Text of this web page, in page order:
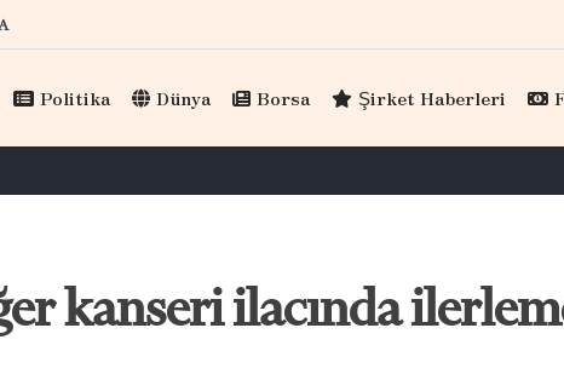
Politika Dünya Borsa Şirket Haberleri
kanseri ilacında